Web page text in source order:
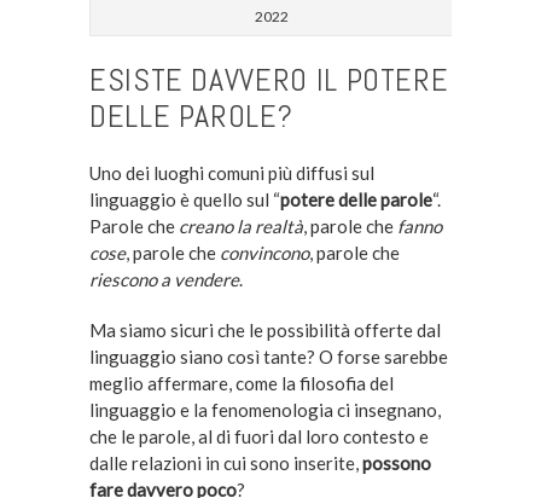
2022
ESISTE DAVVERO IL POTERE
DELLE PAROLE?
Uno dei luoghi comuni più diffusi sul
linguaggio è quello sul “potere delle parole“.
Parole che creano la realtà, parole che fanno
cose, parole che convincono, parole che
riescono a vendere.
Ma siamo sicuri che le possibilità offerte dal
linguaggio siano così tante? O forse sarebbe
meglio affermare, come la filosofia del
linguaggio e la fenomenologia ci insegnano,
che le parole, al di fuori dal loro contesto e
dalle relazioni in cui sono inserite,possono
fare davvero poco?